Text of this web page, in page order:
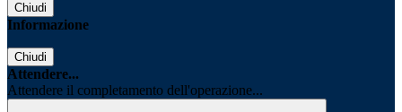
Chiudi
Informazione
Chiudi
Attendere...
Attendere il completamento dell'operazione...